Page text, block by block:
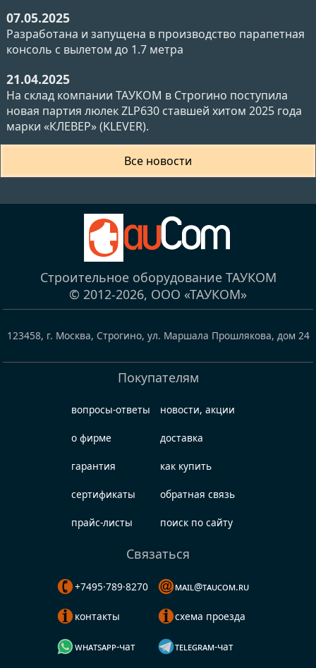
07.05.2025
Разработана и запущена в производство парапетная
консоль с вылетом до 1.7 метра
21.04.2025
На склад компании ТАУКОМ в Строгино поступила
новая партия люлек ZLP630 ставшей хитом 2025 года
марки «КЛЕВЕР» (KLEVER).
Все новости
Строительное оборудование ТАУКОМ
© 2012-2026, ООО «ТАУКОМ»
123458, г. Москва, Строгино, ул. Маршала Прошлякова, дом 24
Покупателям
вопросы-ответы
о фирме
гарантия
сертификаты
прайс-листы
новости, акции
доставка
как купить
обратная связь
поиск по сайту
Связаться
+7495·789·8270
контакты
whatsapp-чат
mail@taucom.ru
схема проезда
telegram-чат